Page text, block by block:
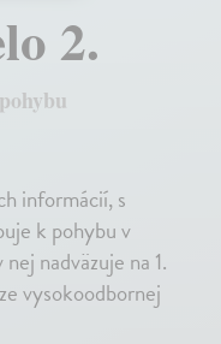
2.
informácií, s
k pohybu v
nadväzuje na 1.
vysokoodbornej